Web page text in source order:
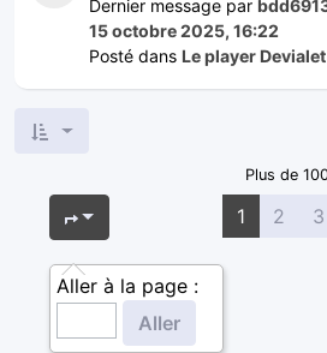
Dernier message par
15 octobre 2025, 16:22
Posté dans Le player Devialet
Plus de
Page
Aller à la page :
1 2 3